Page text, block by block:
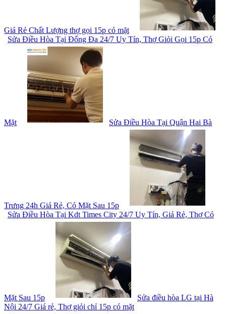
Giá Rẻ Chất Lượng thợ gọi 15p có mặt
Sửa Điều Hòa Tại Đống Đa 24/7 Uy Tín, Thợ Giỏi Gọi 15p Có
Mặt Sửa Điều Hòa Tại Quận Hai Bà
Trưng 24h Giá Rẻ, Có Mặt Sau 15p
Sửa Điều Hòa Tại Kdt Times City 24/7 Uy Tín, Giá Rẻ, Thợ Có
Mặt Sau 15p
Sửa điều hòa LG tại Hà
Nội 24/7 Giá rẻ, Thợ giỏi chỉ 15p có mặt